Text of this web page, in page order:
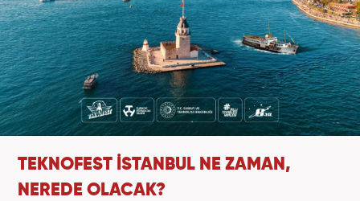
TEKNOFEST İSTANBUL NE ZAMAN,
NEREDE OLACAK?